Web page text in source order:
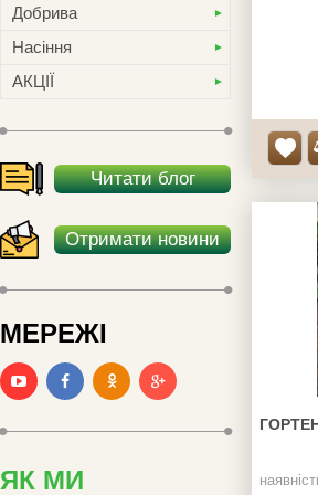
Добрива
Насіння
АКЦІЇ
Читати блог
Отримати новини
МЕРЕЖІ
ЯК МИ